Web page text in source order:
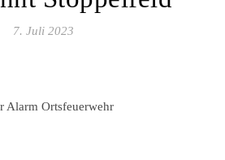
7. Juli 2023
Alarm Ortsfeuerwehr